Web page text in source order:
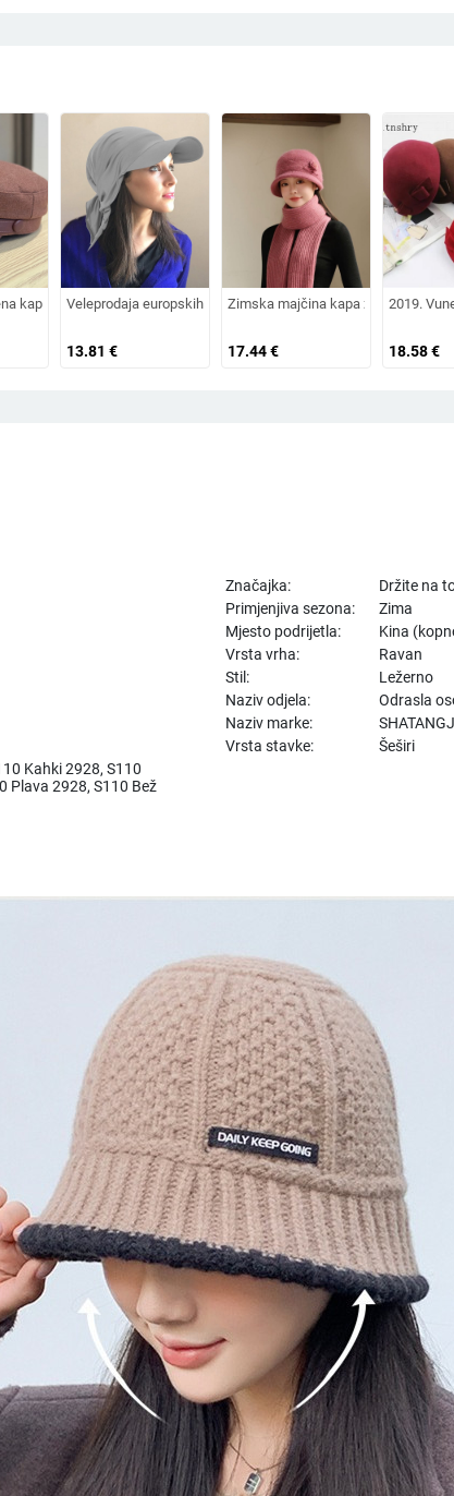
šešir za odmor na plaži, šešir za sunce širokog oboda
šešir za muškarce i žene, nošen unatrag s beretkom, univerzalni
kapa od umjetnog krzna za jesen i zimu 2025. za žene, britanski
Veleprodaja europskih i američkih izvoznih ljetnih bejzbolskih
13.81 €
Zimska majčina kapa za žene
17.44€
2019.
18.58€
Značajka:
Držite na
Primjenjiva sezona:
Zima
Mjesto podrijetla:
Kina
Vrsta vrha:
Ravan
Stil:
Ležerno
Naziv odjela:
Odrasla
Naziv marke:
Vrsta stavke: Šeširi
Kahki 2928, S110
Plava 2928, S110 Bež